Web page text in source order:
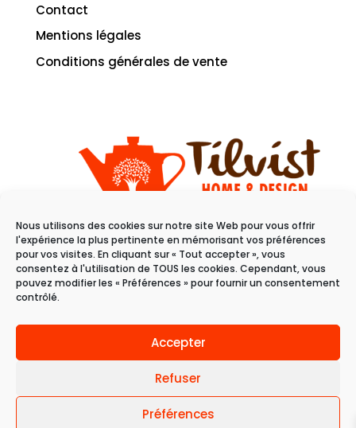
Nous utilisons des cookies sur notre site Web pour vous offrir
l'expérience la plus pertinente en mémorisant vos préférences
pour vos visites. En cliquant sur « Tout accepter », vous
consentez à l'utilisation de TOUS les cookies. Cependant, vous
pouvez modifier les « Préférences » pour fournir un consentement
contrôlé.
Accepter
Refuser
Préférences
Contact
Mentions légales
Conditions générales de vente
11 rue du raisin
68100 Mulhouse
Du mardi au samedi